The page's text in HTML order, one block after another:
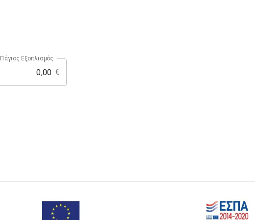
Πάγιος Εξοπλισμός
€